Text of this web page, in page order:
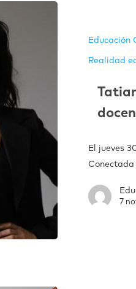
Educación
Realidad
El jueves
7